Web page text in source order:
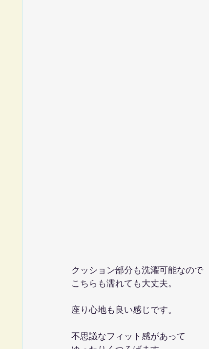
クッション部分も洗濯可能なので
こちらも濡れても大丈夫。
座り心地も良い感じです。
不思議なフィット感があって